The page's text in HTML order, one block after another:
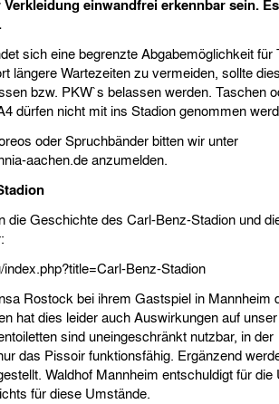
einwandfrei erkennbar sein.
sich eine begrenzte Abgabemöglichkeit für
längere Wartezeiten zu vermeiden, sollte
bzw. PKW`s belassen werden. Taschen
dürfen nicht mit ins Stadion genommen
oder Spruchbänder bitten wir unter
aachen.deanzumelden.
die Geschichte des Carl-Benz-Stadion und
Benz-Stadion
Rostock bei ihrem Gastspiel in Mannheim
hat dies leider auch Auswirkungen auf
sind uneingeschränkt nutzbar, in der
das Pissoir funktionsfähig. Ergänzend
Waldhof Mannheim entschuldigt für die
für diese Umstände.